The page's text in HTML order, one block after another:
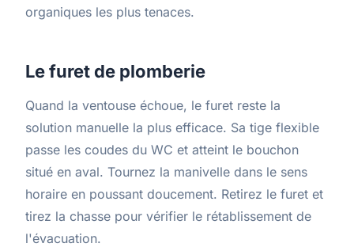
organiques les plus tenaces.
Le furet de plomberie
Quand la ventouse échoue, le furet reste la
solution manuelle la plus efficace. Sa tige flexible
passe les coudes du WC et atteint le bouchon
situé en aval. Tournez la manivelle dans le sens
horaire en poussant doucement. Retirez le furet et
tirez la chasse pour vérifier le rétablissement de
l'évacuation.